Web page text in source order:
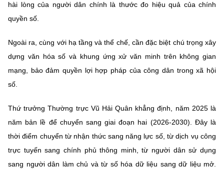
hài lòng của người dân chính là thước đo hiệu quả của chính
quyền số.
Ngoài ra, cùng với hạ tầng và thể chế, cần đặc biệt chú trọng xây
dựng văn hóa số và khung ứng xử văn minh trên không gian
mạng, bảo đảm quyền lợi hợp pháp của công dân trong xã hội
số.
Thứ trưởng Thường trực Vũ Hải Quân khẳng định, năm 2025 là
năm bản lề để chuyển sang giai đoạn hai (2026-2030). Đây là
thời điểm chuyển từ nhận thức sang năng lực số, từ dịch vụ công
trực tuyến sang chính phủ thông minh, từ người dân sử dụng
sang người dân làm chủ và từ số hóa dữ liệu sang dữ liệu mở.